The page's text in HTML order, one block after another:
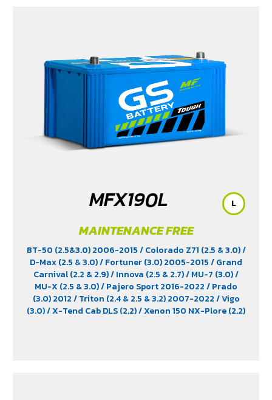
MFX190L
MAINTENANCE FREE
BT-50 (2.5&3.0) 2006-2015/ Colorado Z71 (2.5 & 3.0)/
D-Max (2.5 & 3.0)/ Fortuner (3.0) 2005-2015/ Grand
Carnival (2.2 & 2.9)/ Innova (2.5 & 2.7)/ MU-7 (3.0)/
MU-X (2.5 & 3.0)/ Pajero Sport 2016-2022/ Prado
(3.0) 2012/ Triton (2.4 & 2.5 & 3.2) 2007-2022/ Vigo
(3.0)/ X-Tend Cab DLS (2.2)/ Xenon 150 NX-Plore (2.2)
L